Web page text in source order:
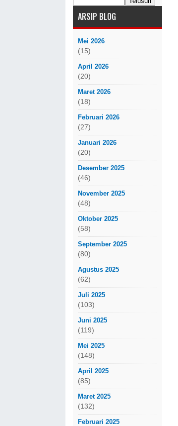
ARSIP BLOG
Mei 2026
(15)
April 2026
(20)
Maret 2026
(18)
Februari 2026
(27)
Januari 2026
(20)
Desember 2025
(46)
November 2025
(48)
Oktober 2025
(58)
September 2025
(80)
Agustus 2025
(62)
Juli 2025
(103)
Juni 2025
(119)
Mei 2025
(148)
April 2025
(85)
Maret 2025
(132)
Februari 2025